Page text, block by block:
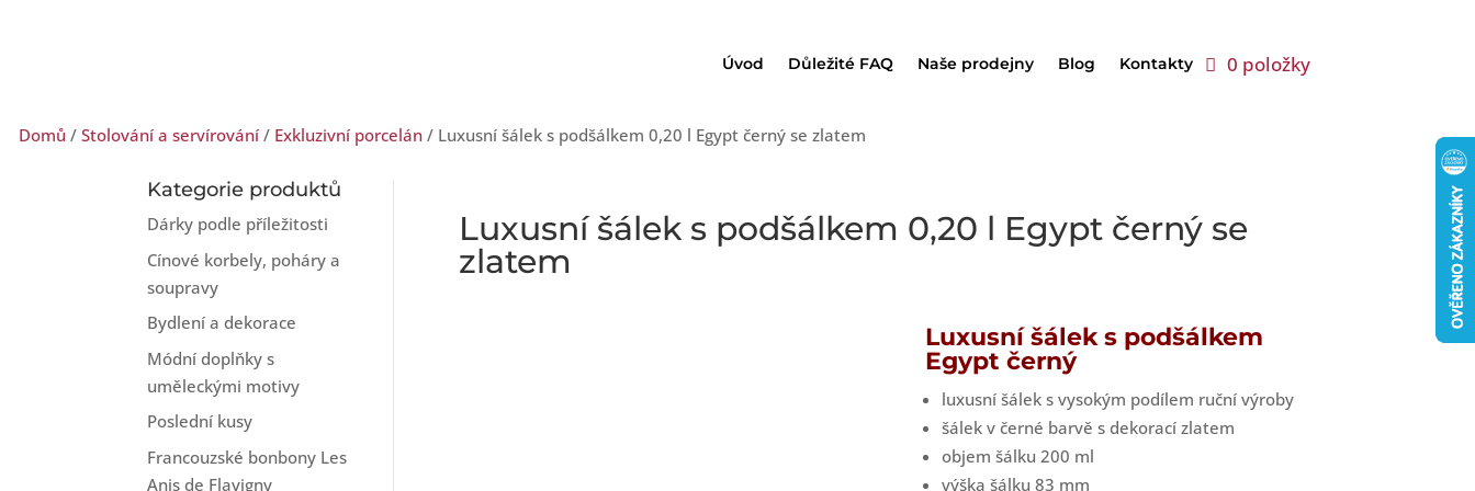
Úvod Důležité FAQ Naše prodejny Blog Kontakty 0 položky
Domů / Stolování a servírování / Exkluzivní porcelán / Luxusní šálek s podšálkem 0,20 l Egypt černý se zlatem
Kategorie produktů
Dárky podle příležitosti
Cínové korbely, poháry a
soupravy
Bydlení a dekorace
Módní doplňky s
uměleckými motivy
Poslední kusy
Francouzské bonbony Les
Anis de Flavigny
Luxusní šálek s podšálkem 0,20 l Egypt černý se
zlatem
Luxusní šálek s podšálkem
Egypt černý
luxusní šálek s vysokým podílem ruční výroby
šálek v černé barvě s dekorací zlatem
objem šálku 200 ml
výška šálku 83 mm